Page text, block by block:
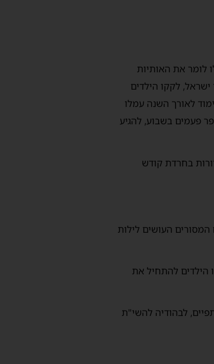
לומר את האותיות
לקקו הילדים
לאורך השנה עמלו
פעמים בשבוע, להגיע
בחרדת קודש
העושים לילות
הילדים להתחיל את
לבהודיה להשי"ת